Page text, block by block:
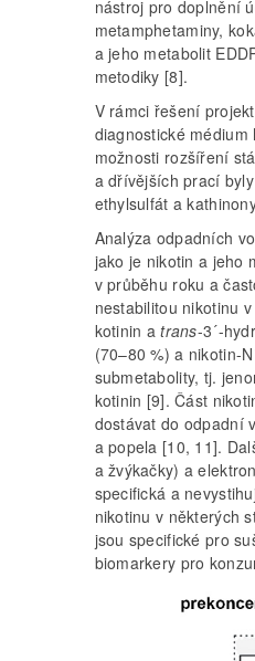
nástroj pro doplnění
metamphetaminy,
a jeho metabolit
metodiky [8].
V rámci řešení
diagnostické
možnosti rozšíření
a dřívějších prací
ethylsulfát a
Analýza odpadních
jako je nikotin a jeho
v průběhu roku a
nestabilitou nikotinu
kotinin atrans-3´-
(70–80 %) a nikotin-
submetabolity, tj.
kotinin [9]. Část
dostávat do odpadní
a popela [10, 11].
a žvýkačky) a
specifická a
nikotinu v některých
jsou specifické pro
biomarkery pro